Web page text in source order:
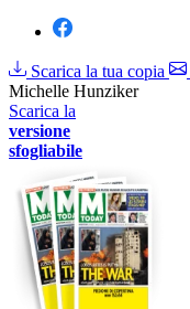
Scarica la tua copia
Michelle Hunziker
Scarica la
versione
sfogliabile